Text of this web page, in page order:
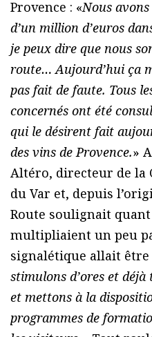
Provence : «Nous
d’un million d’euros
je peux dire que nous
route… Aujourd’hui ça
pas fait de faute. Tous
concernés ont été
qui le désirent fait
des vins de Provence.»
Altéro, directeur de la
du Var et, depuis
Route soulignait
multipliaient un peu
signalétique allait être
stimulons d’ores et
et mettons à la
programmes de